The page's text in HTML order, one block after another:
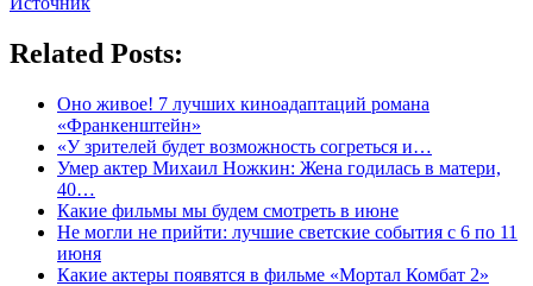
Related Posts:
Оно живое! 7 лучших киноадаптаций романа
«Франкенштейн»
«У зрителей будет возможность согреться и…
Умер актер Михаил Ножкин: Жена годилась в матери,
40…
Какие фильмы мы будем смотреть в июне
Не могли не прийти: лучшие светские события с 6 по 11
июня
Какие актеры появятся в фильме «Мортал Комбат 2»